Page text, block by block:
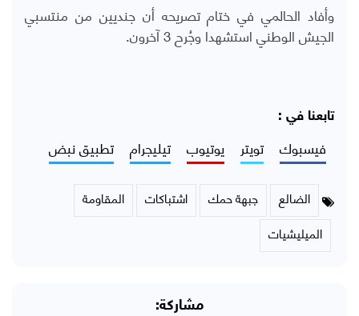
وأفاد الحالمي في ختام تصريحه أن جنديين من منتسبي
الجيش الوطني استشهدا وجُرح 3 آخرون.
تابعنا في :
فيسبوك تويتر يوتيوب تيليجرام تطبيق نبض
الضالع جبهة حمك اشتباكات
المقاومة
الميليشيات
مشاركة: